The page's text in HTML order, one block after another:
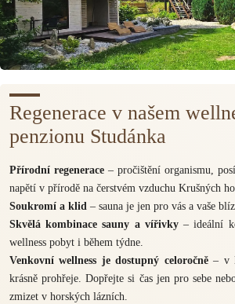
Regenerace v našem
penzionu Studánka
Přírodní regenerace – pročištění organismu,
napětí v přírodě na čerstvém vzduchu Krušných
Soukromí a klid – sauna je jen pro vás a vaše
Skvělá kombinace sauny a vířivky– ideální
wellness pobyt i během týdne.
Venkovní wellness je dostupný celoročně– v
krásně prohřeje. Dopřejte si čas jen pro sebe
zmizet v horských lázních.